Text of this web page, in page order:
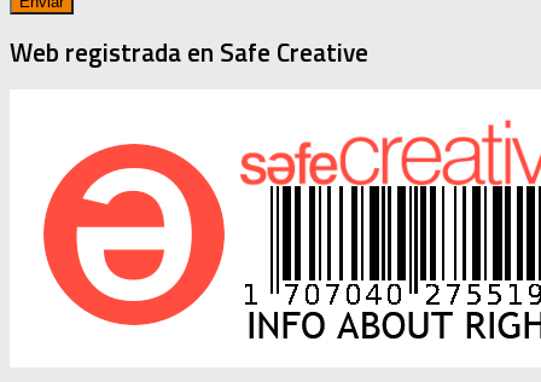
Web registrada en Safe Creative